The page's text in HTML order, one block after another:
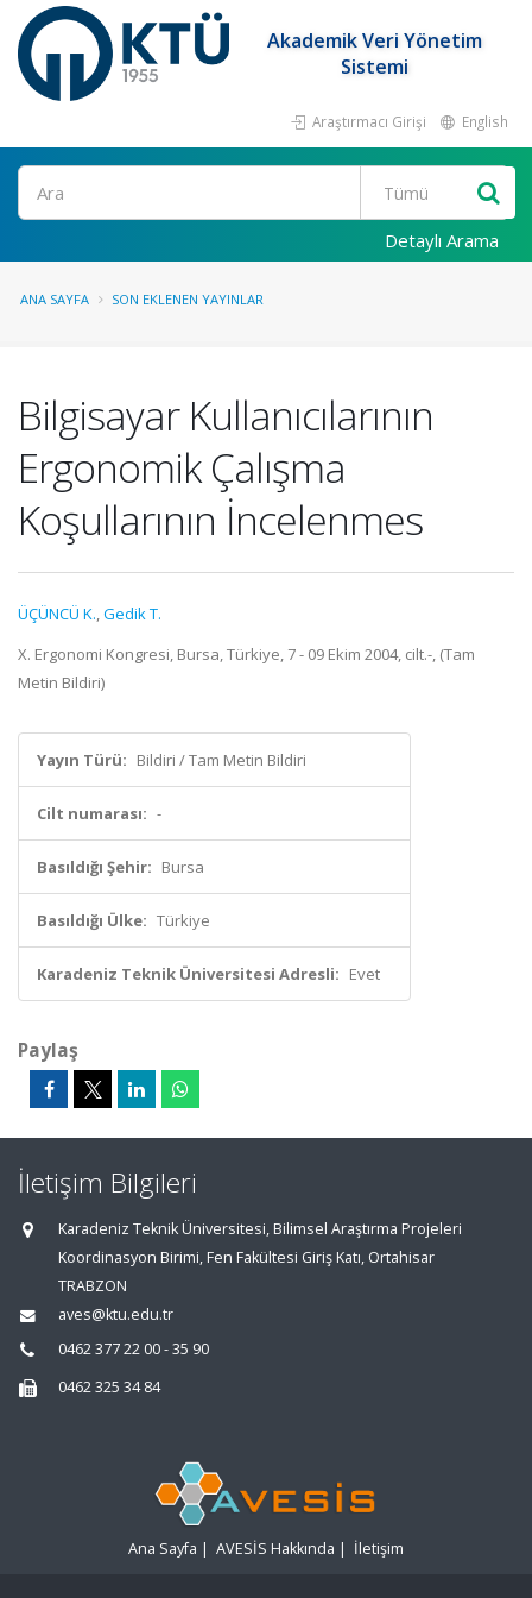
Akademik Veri Yönetim
Sistemi
Araştırmacı Girişi English
Ara
Detaylı Arama
ANA SAYFA SON EKLENEN YAYINLAR
Bilgisayar Kullanıcılarının
Ergonomik Çalışma
Koşullarının İncelenmes
ÜÇÜNCÜ K.,Gedik T.
X. Ergonomi Kongresi, Bursa, Türkiye, 7 - 09 Ekim 2004, cilt.-, (Tam
Metin Bildiri)
Yayın Türü: Bildiri / Tam Metin Bildiri
Cilt numarası: -
Basıldığı Şehir: Bursa
Basıldığı Ülke: Türkiye
Karadeniz Teknik Üniversitesi Adresli: Evet
Paylaş
İletişim Bilgileri
Karadeniz Teknik Üniversitesi, Bilimsel Araştırma Projeleri
Koordinasyon Birimi, Fen Fakültesi Giriş Katı, Ortahisar
TRABZON
aves@ktu.edu.tr
0462 377 22 00 - 35 90
0462 325 34 84
Ana Sayfa | AVESİS Hakkında | İletişim